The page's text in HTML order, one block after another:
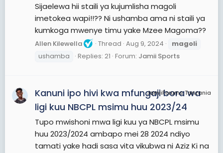
Sijaelewa hii staili ya kujumlisha magoli
imetokea wapi!!?? Ni ushamba ama ni staili ya
kumkoga mwenye timu yake Mzee Magoma??
Allen Kilewella Thread Aug 9, 2024
magoli
ushamba
Replies: 21 Forum: Jamii Sports
JamiiForums Tanzania
Kanuni ipo hivi kwa mfungaji bora wa
ligi kuu NBCPL msimu huu 2023/24
Tupo mwishoni mwa ligi kuu ya NBCPL msimu
huu 2023/2024 ambapo mei 28 2024 ndiyo
tamati yake hadi sasa vita vikubwa ni Aziz Ki na